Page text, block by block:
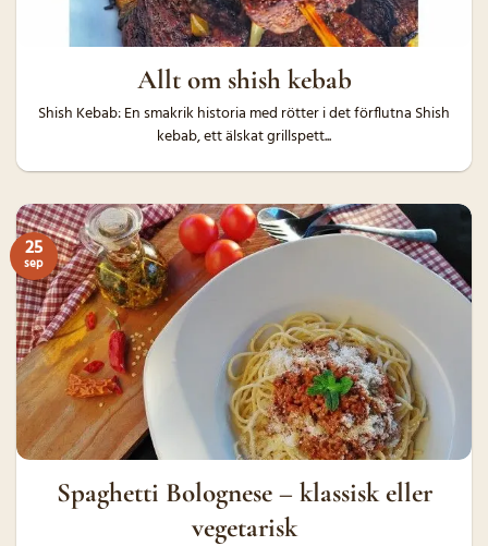
Allt om shish kebab
Shish Kebab: En smakrik historia med rötter i det förflutna Shish
kebab, ett älskat grillspett...
Spaghetti Bolognese – klassisk eller
vegetarisk
25
sep